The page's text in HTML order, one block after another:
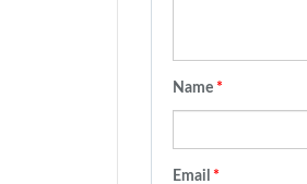
tName *
Email *